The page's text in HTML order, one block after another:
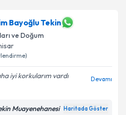
Bayoğlu Tekin
ve Doğum
iyi korkularım vardı
Devamı
Muayenehanesi Haritada Göster